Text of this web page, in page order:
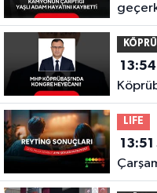
13:54
LIFE
13:51 5 Ağustos